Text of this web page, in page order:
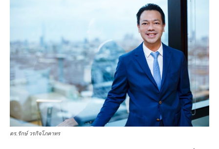
ดร.รักษ์ วรกิจโภคาทร